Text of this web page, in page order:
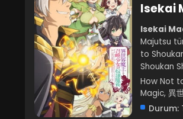
Isekai
Isekai
Majutsu
to
Shoukan
How Not
Magic, 異
Durum: